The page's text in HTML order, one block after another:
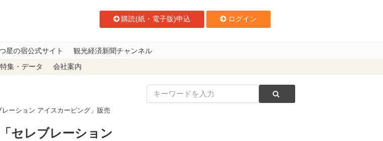
購読(紙・電子版)申込 ログイン
星の宿公式サイト 観光経済新聞チャンネル
特集・データ 会社案内
ーション アイスカービング」販売
セレブレーション